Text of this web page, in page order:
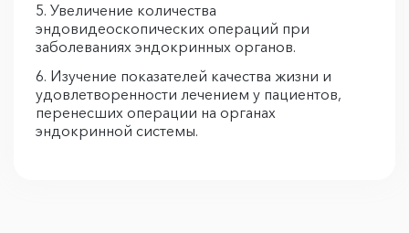
Увеличение количества
эндовидеоскопических операций при
заболеваниях эндокринных органов.
Изучение показателей качества жизни и
удовлетворенности лечением у пациентов,
перенесших операции на органах
эндокринной системы.